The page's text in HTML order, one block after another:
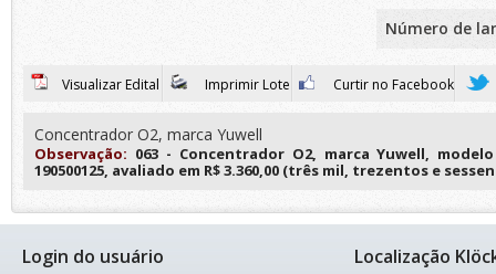
Número de
Visualizar Edital Imprimir Lote Curtir no Facebook
Concentrador O2, marca Yuwell
Observação: 063 - Concentrador O2, marca Yuwell,
190500125, avaliado em R$ 3.360,00 (três mil, trezentos e
Login do usuário Localização